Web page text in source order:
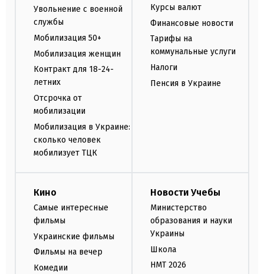
Увольнение с военной
службы
Мобилизация 50+
Мобилизация женщин
Контракт для 18-24-
летних
Отсрочка от
мобилизации
Мобилизация в Украине:
сколько человек
мобилизует ТЦК
Курсы валют
Финансовые новости
Тарифы на
коммунальные услуги
Налоги
Пенсия в Украине
Кино
Самые интересные
фильмы
Украинские фильмы
Фильмы на вечер
Комедии
Новости Учебы
Министерство
образования и науки
Украины
Школа
НМТ 2026